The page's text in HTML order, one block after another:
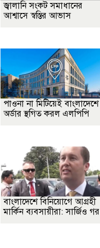
জ্বালানি সংকট সমাধানের
আশ্বাসে স্বস্তির আভাস
পাওনা না মিটিয়েই বাংলাদেশে
অর্ডার স্থগিত করল এলপিপি
বাংলাদেশে বিনিয়োগে আগ্রহী
মার্কিন ব্যবসায়ীরা: সার্জিও গর